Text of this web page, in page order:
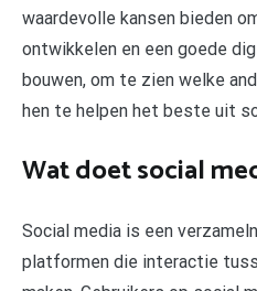
waardevolle kansen bieden
ontwikkelen en een goede
bouwen, om te zien welke
hen te helpen het beste uit
Wat doet social
Social media is een
platformen die interactie